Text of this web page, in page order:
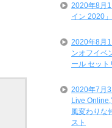
一
2020年8月
イン 2020
2020年8月
ンオフイベ
ール セット
2020年7月
Live
風変わりな
スト